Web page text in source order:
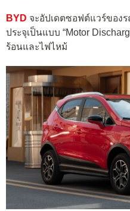
BYD จะอัปเดตซอฟต์แวร์ของ
ประจุเป็นแบบ “Motor
ร้อนและไฟไหม้